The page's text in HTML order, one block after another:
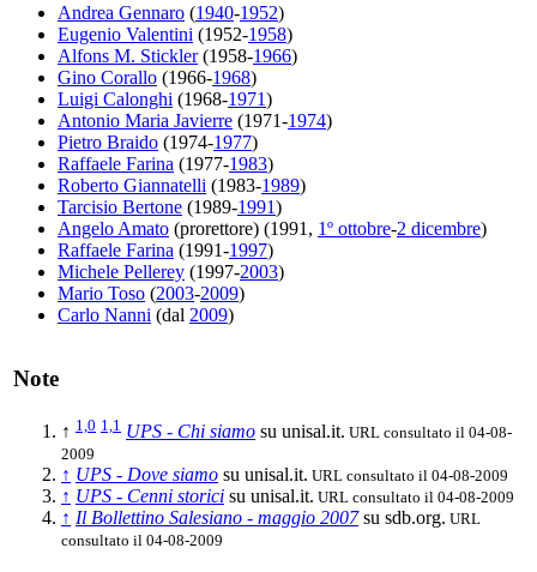
Andrea Gennaro (1940-1952)
Eugenio Valentini (1952-1958)
Alfons M. Stickler(1958-1966)
Gino Corallo (1966-1968)
Luigi Calonghi (1968-1971)
Antonio Maria Javierre (1971-1974)
Pietro Braido (1974-1977)
Raffaele Farina (1977-1983)
Roberto Giannatelli (1983-1989)
Tarcisio Bertone (1989-1991)
Angelo Amato (prorettore) (1991, 1º ottobre-2 dicembre)
Raffaele Farina (1991-1997)
Michele Pellerey (1997-2003)
Mario Toso (2003-2009)
Carlo Nanni (dal 2009)
Note
↑ 1,0 1,1 UPS - Chi siamo su unisal.it. URL consultato il 04-08-
2009
↑ UPS - Dove siamo su unisal.it. URL consultato il 04-08-2009
↑ UPS - Cenni storici su unisal.it. URL consultato il 04-08-2009
↑ Il Bollettino Salesiano - maggio 2007 su sdb.org. URL
consultato il 04-08-2009